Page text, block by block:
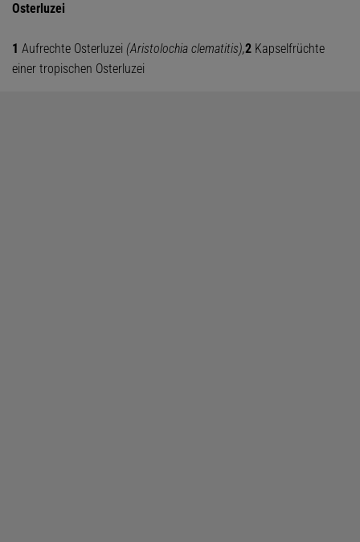
Osterluzei
1 Aufrechte Osterluzei (Aristolochia clematitis),2 Kapselfrüchte
einer tropischen Osterluzei